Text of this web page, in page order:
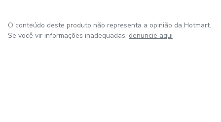
O conteúdo deste produto não representa a opinião da Hotmart.
Se você vir informações inadequadas, denuncie aqui